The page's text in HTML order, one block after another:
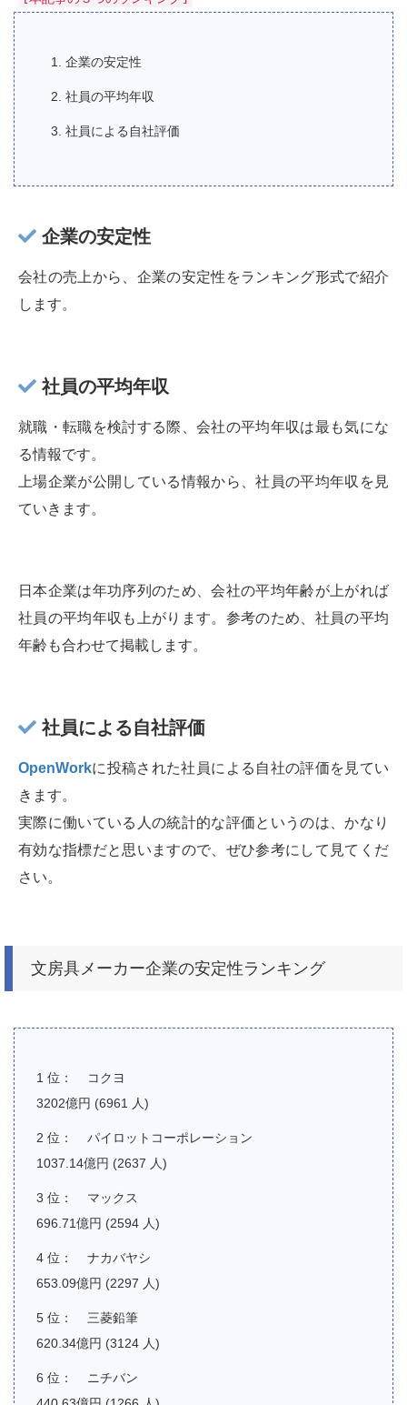
1. 企業の安定性
2. 社員の平均年収
3. 社員による自社評価
企業の安定性
会社の売上から、企業の安定性をランキング形式で紹介
します。
社員の平均年収
就職・転職を検討する際、会社の平均年収は最も気にな
る情報です。
上場企業が公開している情報から、社員の平均年収を見
ていきます。
日本企業は年功序列のため、会社の平均年齢が上がれば
社員の平均年収も上がります。参考のため、社員の平均
年齢も合わせて掲載します。
社員による自社評価
OpenWorkに投稿された社員による自社の評価を見てい
きます。
実際に働いている人の統計的な評価というのは、かなり
有効な指標だと思いますので、ぜひ参考にして見てくだ
さい。
文房具メーカー企業の安定性ランキング
コクヨ
3202億円 (6961 人)
パイロットコーポレーション
1037.14億円 (2637 人)
マックス
696.71億円 (2594 人)
ナカバヤシ
653.09億円 (2297 人)
三菱鉛筆
620.34億円 (3124 人)
ニチバン